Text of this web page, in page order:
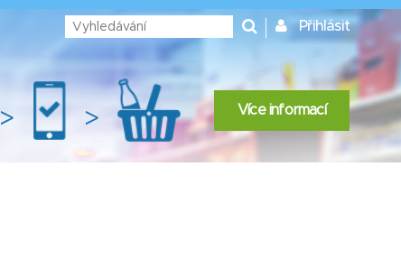
Přihlásit
> > Více informací